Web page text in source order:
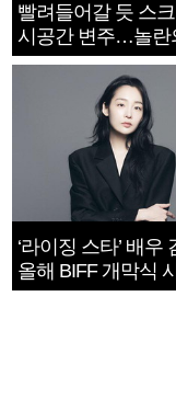
빨려들어갈 듯 스
시공간 변주…놀란
지는 ‘전쟁 속죄’
‘라이징 스타’ 배우
올해 BIFF 개막식
확정